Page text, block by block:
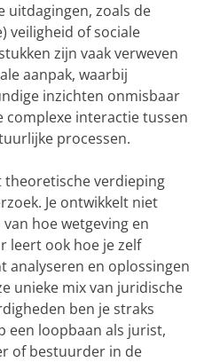
uitdagingen, zoals de
veiligheid of sociale
zijn vaak verweven
aanpak, waarbij
inzichten onmisbaar
complexe interactie tussen
processen.
verdieping
Je ontwikkelt niet
hoe wetgeving en
leert ook hoe je zelf
analyseren en oplossingen
unieke mix van juridische
ben je straks
een loopbaan als jurist,
of bestuurder in de